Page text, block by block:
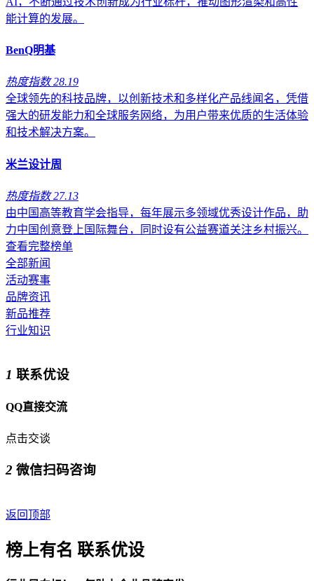
能计算的发展。
BenQ明基
热度指数 28.19
全球领先的科技品牌，以创新技术和多样化产品线闻名，凭借
强大的研发能力和全球服务网络，为用户带来优质的生活体验
和技术解决方案。
米兰设计周
热度指数 27.13
由中国高等教育学会指导，每年展示多领域优秀设计作品，助
力中国创意登上国际舞台，同时设有公益赛道关注乡村振兴。
查看完整榜单
全部新闻
活动赛事
品牌资讯
新品推荐
行业知识
1 联系优设
QQ直接交流
点击交谈
2 微信扫码咨询
返回顶部
榜上有名 联系优设